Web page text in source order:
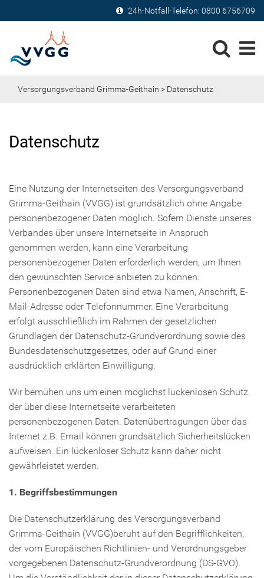
24h-Notfall-Telefon: 0800 6756709
Versorgungsverband Grimma-Geithain > Datenschutz
Datenschutz
Eine Nutzung der Internetseiten des Versorgungsverband
Grimma-Geithain (VVGG) ist grundsätzlich ohne Angabe
personenbezogener Daten möglich. Sofern Dienste unseres
Verbandes über unsere Internetseite in Anspruch
genommen werden, kann eine Verarbeitung
personenbezogener Daten erforderlich werden, um Ihnen
den gewünschten Service anbieten zu können.
Personenbezogenen Daten sind etwa Namen, Anschrift, E-
Mail-Adresse oder Telefonnummer. Eine Verarbeitung
erfolgt ausschließlich im Rahmen der gesetzlichen
Grundlagen der Datenschutz-Grundverordnung sowie des
Bundesdatenschutzgesetzes, oder auf Grund einer
ausdrücklich erklärten Einwilligung.
Wir bemühen uns um einen möglichst lückenlosen Schutz
der über diese Internetseite verarbeiteten
personenbezogenen Daten. Datenübertragungen über das
Internet z.B. Email können grundsätzlich Sicherheitslücken
aufweisen. Ein lückenloser Schutz kann daher nicht
gewährleistet werden.
1. Begriffsbestimmungen
Die Datenschutzerklärung des Versorgungsverband
Grimma-Geithain (VVGG)beruht auf den Begrifflichkeiten,
der vom Europäischen Richtlinien- und Verordnungsgeber
vorgegebenen Datenschutz-Grundverordnung (DS-GVO).